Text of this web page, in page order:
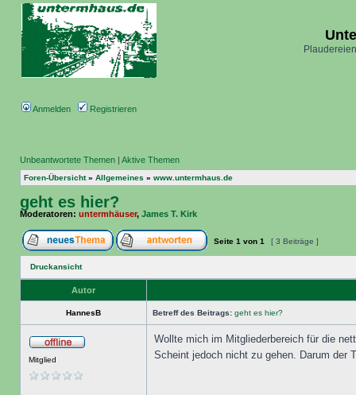
Anmelden Registrieren
Unbeantwortete Themen | Aktive Themen
Foren-Übersicht» Allgemeines » www.untermhaus.de
geht es hier?
Moderatoren: untermhäuser, James T. Kirk
Seite 1 von 1 [ 3 Beiträge ]
Druckansicht
Autor
HannesB Betreff des Beitrags: geht es hier?
Mitglied
Wollte mich im Mitgliederbereich für die
Scheint jedoch nicht zu gehen. Darum der